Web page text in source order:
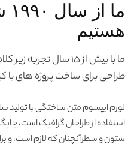
هستیم
ما با بیش از ۱۵ سال
طراحی برای ساخت پروژه های
لورم ایپسوم متن ساختگی با تولید
استفاده از طراحان گرافیک است،
ستون و سطرآنچنان که لازم است، و